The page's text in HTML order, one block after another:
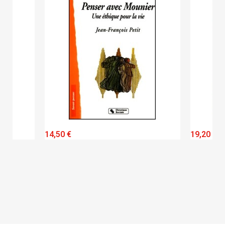
Créer une nouvelle liste
Créer une liste d'envies
Annuler
14,50 € 19,20 €